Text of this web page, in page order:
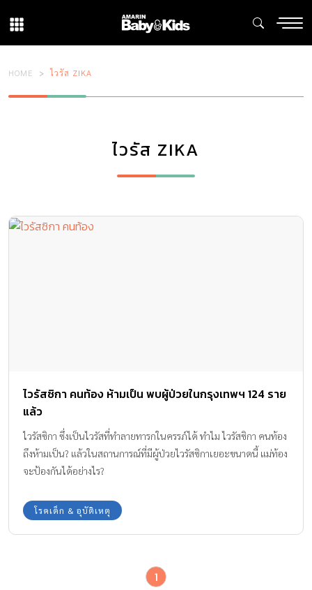
HOME ไวรัส ZIKA
ไวรัส ZIKA
ไวรัสซิกา คนท้อง ห้ามเป็น พบผู้ป่วยในกรุงเทพฯ 124 ราย
แล้ว
ไวรัสซิกา ซึ่งเป็นไวรัสที่ทำลายทารกในครรภ์ได้ ทำไม ไวรัสซิกา คนท้อง
ถึงห้ามเป็น? แล้วในสถานการณ์ที่มีผู้ป่วยไวรัสซิกาเยอะขนาดนี้ แม่ท้อง
จะป้องกันได้อย่างไร?
โรคเด็ก & อุบัติเหตุ
1